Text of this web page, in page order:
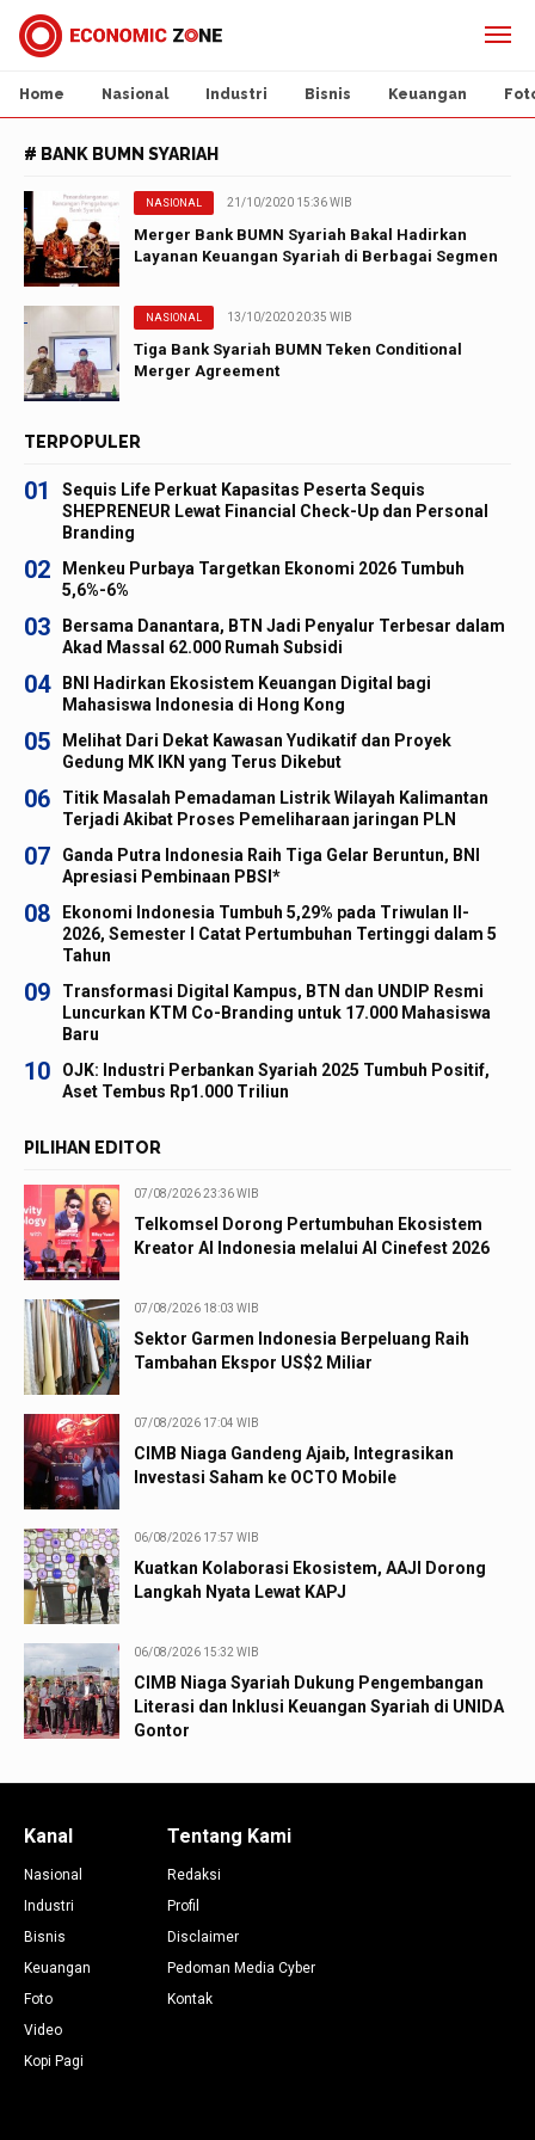
Home Nasional Industri Bisnis Keuangan
# BANK BUMN SYARIAH
NASIONAL 21/10/2020 15:36 WIB
Merger Bank BUMN Syariah Bakal Hadirkan
Layanan Keuangan Syariah di Berbagai Segmen
NASIONAL 13/10/2020 20:35 WIB
Tiga Bank Syariah BUMN Teken Conditional
Merger Agreement
TERPOPULER
01
Sequis Life Perkuat Kapasitas Peserta Sequis
SHEPRENEUR Lewat Financial Check-Up dan Personal
Branding
02
Menkeu Purbaya Targetkan Ekonomi 2026 Tumbuh
5,6%-6%
03
Bersama Danantara, BTN Jadi Penyalur Terbesar dalam
Akad Massal 62.000 Rumah Subsidi
04
BNI Hadirkan Ekosistem Keuangan Digital bagi
Mahasiswa Indonesia di Hong Kong
05
Melihat Dari Dekat Kawasan Yudikatif dan Proyek
Gedung MK IKN yang Terus Dikebut
06
Titik Masalah Pemadaman Listrik Wilayah Kalimantan
Terjadi Akibat Proses Pemeliharaan jaringan PLN
07
Ganda Putra Indonesia Raih Tiga Gelar Beruntun, BNI
Apresiasi Pembinaan PBSI*
08
Ekonomi Indonesia Tumbuh 5,29% pada Triwulan II-
2026, Semester I Catat Pertumbuhan Tertinggi dalam 5
Tahun
09
Transformasi Digital Kampus, BTN dan UNDIP Resmi
Luncurkan KTM Co-Branding untuk 17.000 Mahasiswa
Baru
10
OJK: Industri Perbankan Syariah 2025 Tumbuh Positif,
Aset Tembus Rp1.000 Triliun
PILIHAN EDITOR
07/08/2026 23:36 WIB
Telkomsel Dorong Pertumbuhan Ekosistem
Kreator AI Indonesia melalui AI Cinefest 2026
07/08/2026 18:03 WIB
Sektor Garmen Indonesia Berpeluang Raih
Tambahan Ekspor US$2 Miliar
07/08/2026 17:04 WIB
CIMB Niaga Gandeng Ajaib, Integrasikan
Investasi Saham ke OCTO Mobile
06/08/2026 17:57 WIB
Kuatkan Kolaborasi Ekosistem, AAJI Dorong
Langkah Nyata Lewat KAPJ
06/08/2026 15:32 WIB
CIMB Niaga Syariah Dukung Pengembangan
Literasi dan Inklusi Keuangan Syariah di UNIDA
Gontor
Kanal
Nasional
Industri
Bisnis
Keuangan
Foto
Video
Kopi Pagi
Tentang Kami
Redaksi
Profil
Disclaimer
Pedoman Media Cyber
Kontak